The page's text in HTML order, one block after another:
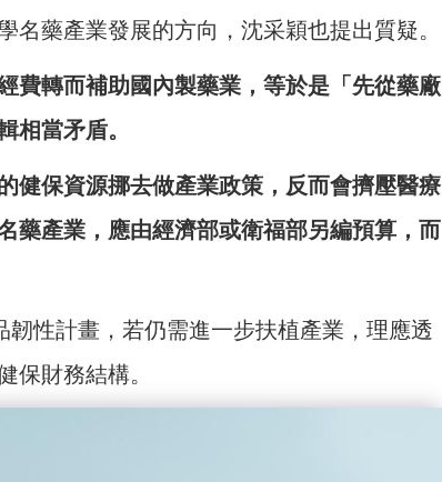
藥產業發展的方向，沈采穎也提出質疑。
費轉而補助國內製藥業，等於是「先從藥廠
相當矛盾。
健保資源挪去做產業政策，反而會擠壓醫療
藥產業，應由經濟部或衛福部另編預算，而
性計畫，若仍需進一步扶植產業，理應透
保財務結構。